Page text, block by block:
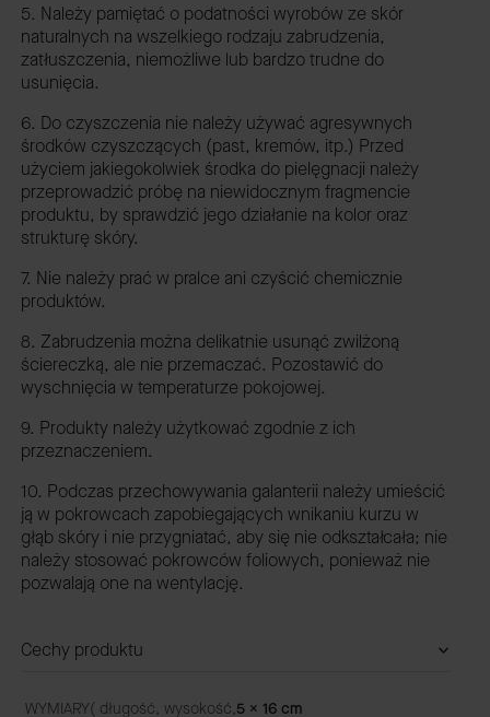
5. Należy pamiętać o podatności wyrobów ze skór
naturalnych na wszelkiego rodzaju zabrudzenia,
zatłuszczenia, niemożliwe lub bardzo trudne do
usunięcia.
6. Do czyszczenia nie należy używać agresywnych
środków czyszczących (past, kremów, itp.) Przed
użyciem jakiegokolwiek środka do pielęgnacji należy
przeprowadzić próbę na niewidocznym fragmencie
produktu, by sprawdzić jego działanie na kolor oraz
strukturę skóry.
7. Nie należy prać w pralce ani czyścić chemicznie
produktów.
8. Zabrudzenia można delikatnie usunąć zwilżoną
ściereczką, ale nie przemaczać. Pozostawić do
wyschnięcia w temperaturze pokojowej.
9. Produkty należy użytkować zgodnie z ich
przeznaczeniem.
10. Podczas przechowywania galanterii należy umieścić
ją w pokrowcach zapobiegających wnikaniu kurzu w
głąb skóry i nie przygniatać, aby się nie odkształcała; nie
należy stosować pokrowców foliowych, ponieważ nie
pozwalają one na wentylację.
Cechy produktu
WYMIARY( długość, wysokość,5 x 16 cm